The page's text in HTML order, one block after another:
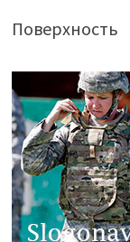
Поверхность